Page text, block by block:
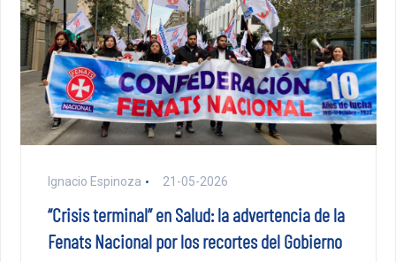
Ignacio Espinoza 21-05-2026
“Crisis terminal” en Salud: la advertencia de la
Fenats Nacional por los recortes del Gobierno